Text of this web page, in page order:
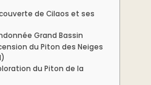
de Cilaos et ses
Grand Bassin
du Piton des Neiges
du Piton de la